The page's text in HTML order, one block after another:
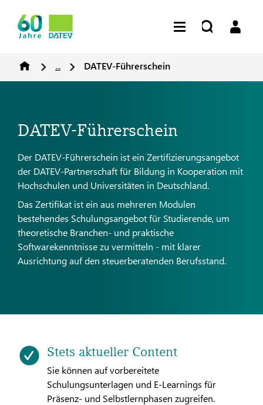
... DATEV-Führerschein
DATEV-Führerschein
Der DATEV-Führerschein ist ein Zertifizierungsangebot
der DATEV-Partnerschaft für Bildung in Kooperation mit
Hochschulen und Universitäten in Deutschland.
Das Zertifikat ist ein aus mehreren Modulen
bestehendes Schulungsangebot für Studierende, um
theoretische Branchen- und praktische
Softwarekenntnisse zu vermitteln - mit klarer
Ausrichtung auf den steuerberatenden Berufsstand.
Stets aktueller Content
Sie können auf vorbereitete
Schulungsunterlagen und E-Learnings für
Präsenz- und Selbstlernphasen zugreifen.